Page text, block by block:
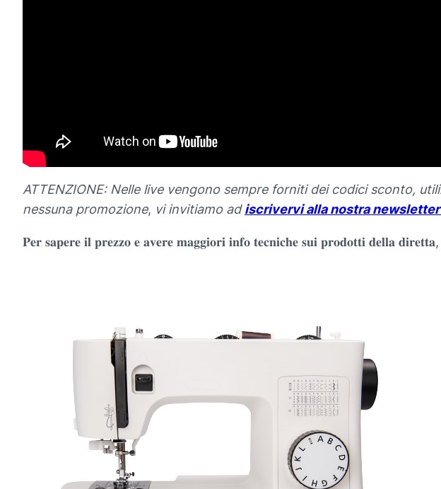
ATTENZIONE: Nelle live vengono sempre forniti dei codici sconto,
nessuna promozione, vi invitiamo adiscrivervi alla nostra newsletter
𝐏𝐞𝐫 𝐬𝐚𝐩𝐞𝐫𝐞 𝐢𝐥 𝐩𝐫𝐞𝐳𝐳𝐨 𝐞 𝐚𝐯𝐞𝐫𝐞 𝐦𝐚𝐠𝐠𝐢𝐨𝐫𝐢 𝐢𝐧𝐟𝐨 𝐭𝐞𝐜𝐧𝐢𝐜𝐡𝐞 𝐬𝐮𝐢 𝐩𝐫𝐨𝐝𝐨𝐭𝐭𝐢 𝐝𝐞𝐥𝐥𝐚